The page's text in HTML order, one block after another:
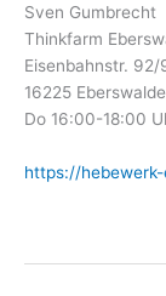
Sven Gumbrecht
Thinkfarm
Eisenbahnstr. 92/
16225 Eberswalde
Do 16:00-18:00
https://